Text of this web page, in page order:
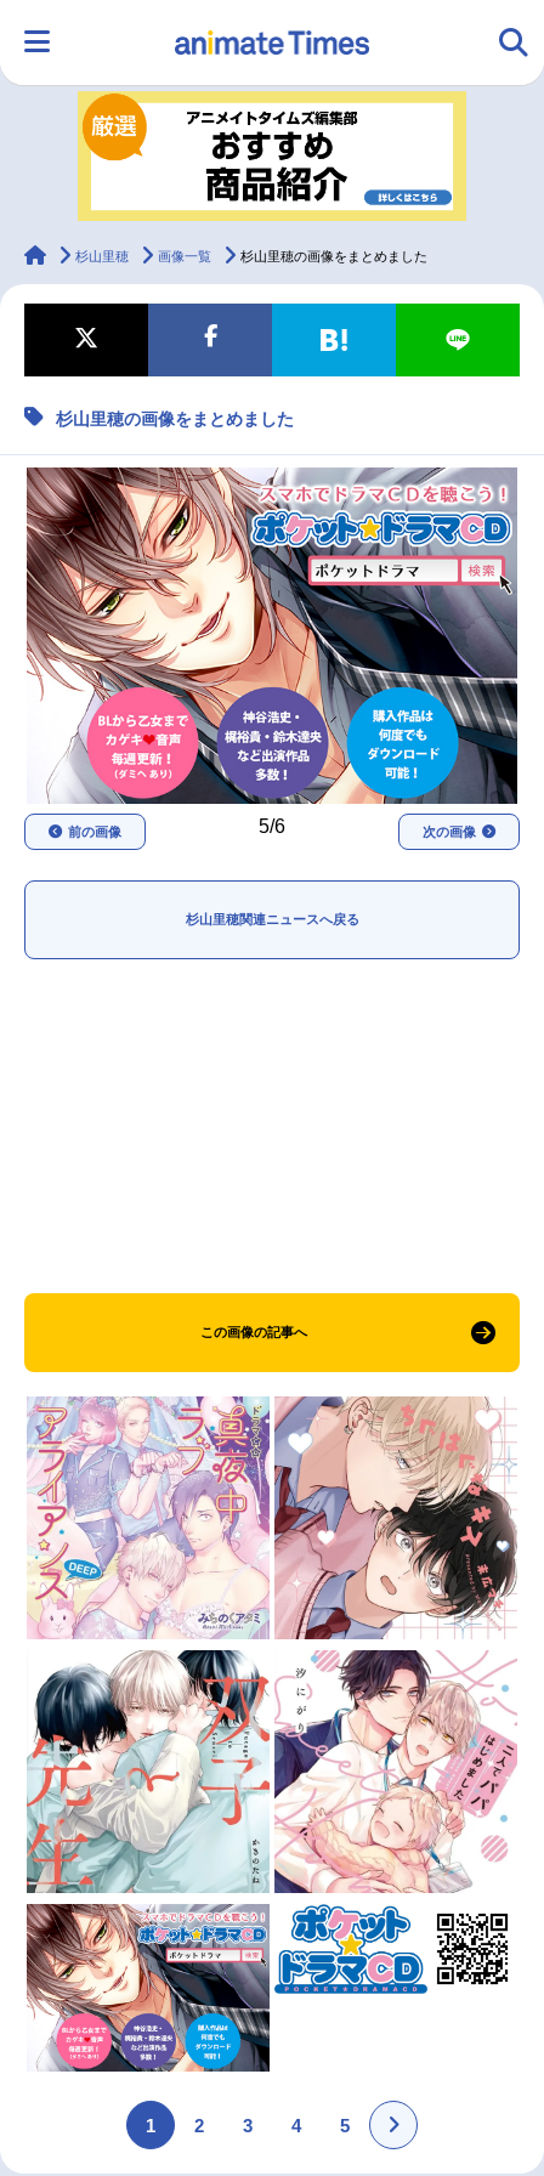
ランキング アニメ
ラジオ みんなの声
マンガ・ラノベ ゲーム・アプリ 音楽 コスプレ
2.5次元 配信・Vtuber
最新記事一覧
アニメ記事一覧 声優記事一覧
アニメ映画一覧 実写化映画一覧
今期アニメ曜日別一覧
春アニメ 夏アニメ
秋アニメ 冬アニメ
男性声優/女性声優一覧
animateTimes
杉山里穂 画像一覧 杉山里穂の画像をまとめました
杉山里穂の画像をまとめました
5/6
前の画像 次の画像
杉山里穂関連ニュースへ戻る
この画像の記事へ
1 2 3 4 5